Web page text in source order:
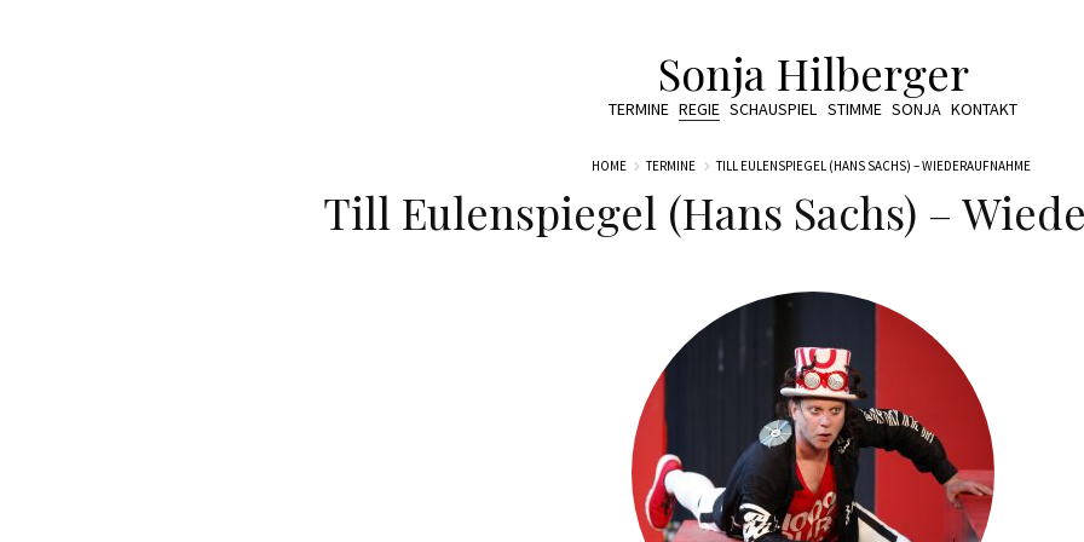
Sonja Hilberger
TERMINE REGIE SCHAUSPIEL STIMME SONJA KONTAKT
HOME TERMINE TILL EULENSPIEGEL (HANS SACHS) – WIEDERAUFNAHME
Till Eulenspiegel (Hans Sachs) –